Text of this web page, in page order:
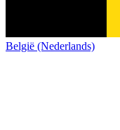
België (Nederlands)